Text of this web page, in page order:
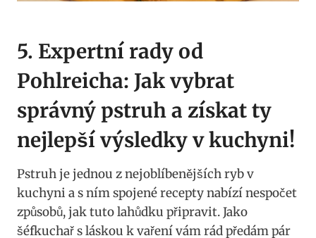
5. Expertní rady od
Pohlreicha: Jak‌ vybrat
správný pstruh a‌ získat ty
nejlepší ​výsledky v‌ kuchyni!
Pstruh ​je jednou ‌z nejoblíbenějších ⁤ryb v
kuchyni a s ním spojené recepty nabízí nespočet
způsobů, jak tuto lahůdku připravit. Jako
šéfkuchař s láskou k vaření⁣ vám rád předám⁢ pár